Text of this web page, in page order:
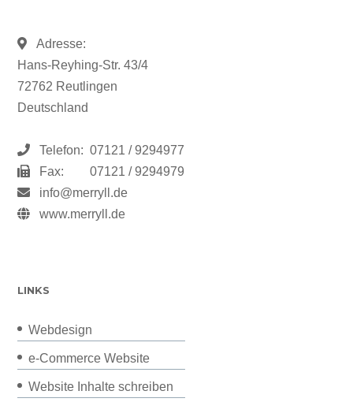
Adresse:
Hans-Reyhing-Str. 43/4
72762 Reutlingen
Deutschland
Telefon: 07121 / 9294977
Fax:
07121 / 9294979
info@merryll.de
www.merryll.de
LINKS
Webdesign
e-Commerce Website
Website Inhalte schreiben